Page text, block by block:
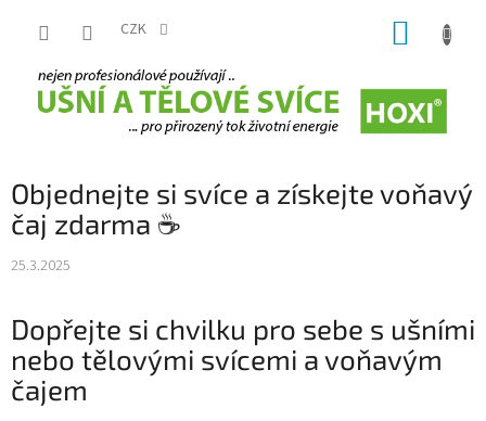
CZK
Objednejte si svíce a získejte voňavý
čaj zdarma ☕
25.3.2025
Dopřejte si chvilku pro sebe s ušními
nebo tělovými svícemi a voňavým
čajem